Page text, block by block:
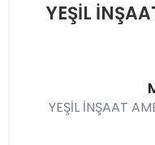
YEŞİL İNŞAAT